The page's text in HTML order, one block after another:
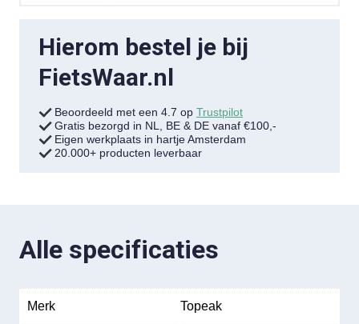
Hierom bestel je bij
FietsWaar.nl
Beoordeeld met een 4.7 op Trustpilot
Gratis bezorgd in NL, BE & DE vanaf €100,-
Eigen werkplaats in hartje Amsterdam
20.000+ producten leverbaar
Alle specificaties
Merk Topeak